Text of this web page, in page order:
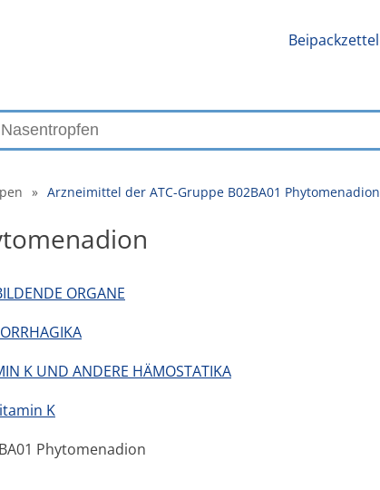
Beipackzettel
» Arzneimittel der ATC-Gruppe B02BA01 Phytomenadion
ORGANE
K UND ANDERE HÄMOSTATIKA
K
Phytomenadion